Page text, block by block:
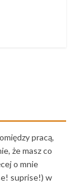
pracą,
że masz co
o mnie
suprise!) w